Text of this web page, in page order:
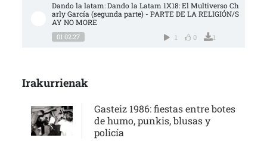
Dando la latam: Dando la Latam 1X18: El Multiverso Ch
arly García (segunda parte) - PARTE DE LA RELIGIÓN/S
AY NO MORE
01:02:27 1 0 1
Irakurrienak
Gasteiz 1986: fiestas entre botes
de humo, punkis, blusas y
policía